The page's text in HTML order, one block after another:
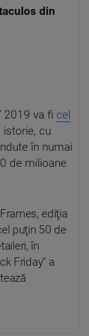
din
2019 va fi cel
istorie, cu
în numai
de milioane
ediţia
puţin 50 de
în
Friday″ a